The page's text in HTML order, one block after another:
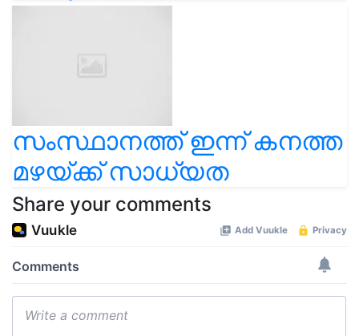
സം​സ്ഥാ​ന​ത്ത് ഇന്ന് ക​ന​ത്ത
മ​ഴ​യ്ക്ക് സാ​ധ്യ​ത
Share your comments